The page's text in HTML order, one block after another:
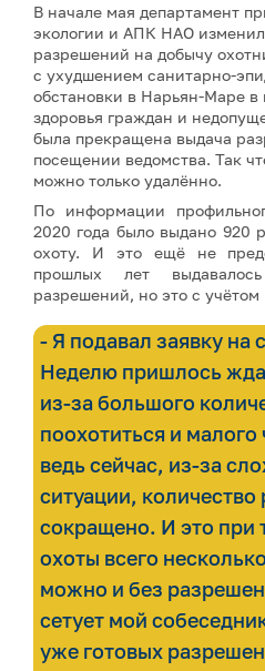
В начале мая департамент
экологии и АПК НАО
разрешений на добычу
с ухудшением санитарно-
обстановки в Нарьян-Маре в
здоровья граждан и
была прекращена выдача
посещении ведомства. Так
можно только удалённо.
По информации
2020 года было выдано 920
охоту. И это ещё не
прошлых лет
разрешений, но это с
- Я подавал заявку на
Неделю пришлось
из-за большого
поохотиться и
ведь сейчас, из-за
ситуации, количество
сокращено. И это при
охоты всего
можно и без
сетует мой
уже готовых